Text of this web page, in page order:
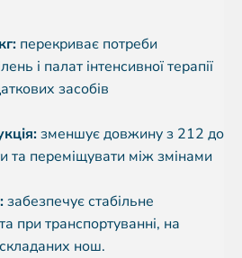
перекриває потреби
і палат інтенсивної терапії
засобів
зменшує довжину з 212 до
та переміщувати між змінами
забезпечує стабільне
при транспортуванні, на
складаних нош.